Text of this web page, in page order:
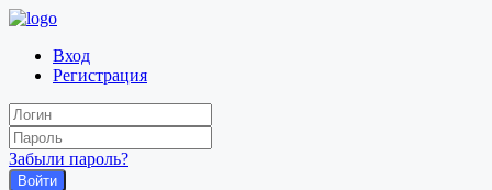
Вход
Регистрация
Забыли пароль?
Войти